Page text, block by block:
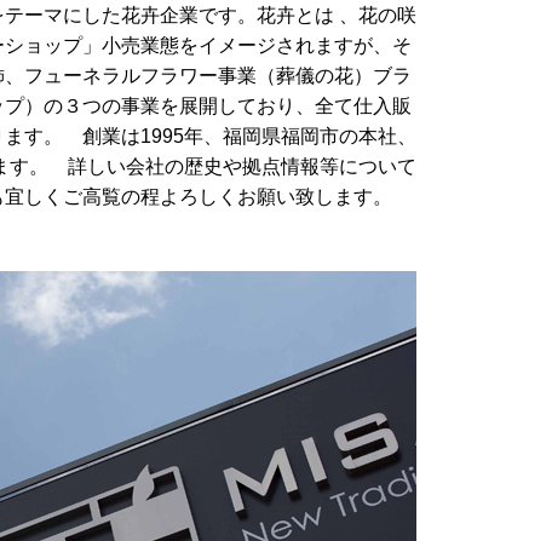
ーマにした花卉企業です。花卉とは 、花の咲
ョップ」小売業態をイメージされますが、そ
フューネラルフラワー事業（葬儀の花）ブラ
）の３つの事業を展開しており、全て仕入販
す。 創業は1995年、福岡県福岡市の本社、
す。 詳しい会社の歴史や拠点情報等について
しくご高覧の程よろしくお願い致します。